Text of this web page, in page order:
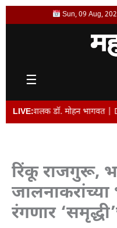
Skip
Sun, 09 Aug,
☰
LIVE:
मोहन भागवत | Dr. Mohan
रिंकू राजगुरू,
जालनाकरांच्या
रंगणार